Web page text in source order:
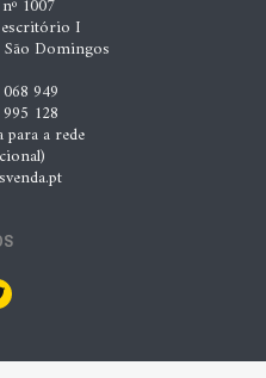
1007
escritório I
São Domingos
949
128
para a rede